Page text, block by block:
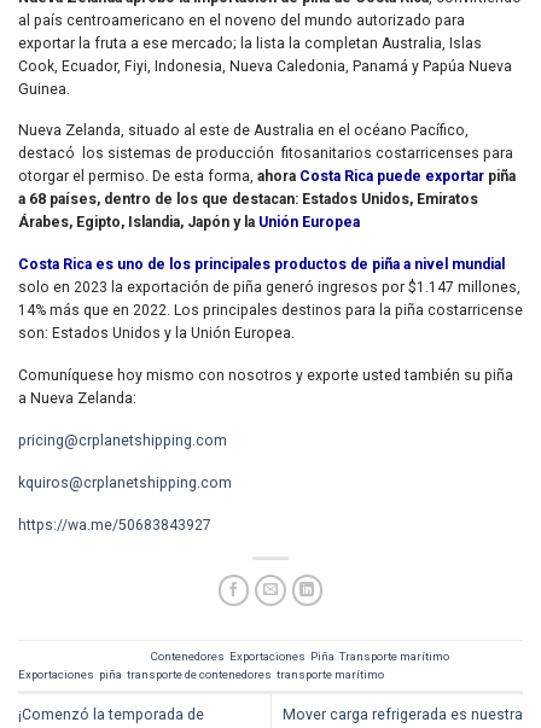
al país centroamericano en el noveno del mundo autorizado para
exportar la fruta a ese mercado; la lista la completan Australia, Islas
Cook, Ecuador, Fiyi, Indonesia, Nueva Caledonia, Panamá y Papúa Nueva
Guinea.
Nueva Zelanda, situado al este de Australia en el océano Pacífico,
destacó los sistemas de producción fitosanitarios costarricenses para
otorgar el permiso. De esta forma, ahora Costa Rica puede exportar piña
a 68 países, dentro de los que destacan: Estados Unidos, Emiratos
Árabes, Egipto, Islandia, Japón y la Unión Europea
Costa Rica es uno de los principales productos de piña a nivel mundial
solo en 2023 la exportación de piña generó ingresos por $1.147 millones,
14% más que en 2022. Los principales destinos para la piña costarricense
son: Estados Unidos y la Unión Europea.
Comuníquese hoy mismo con nosotros y exporte usted también su piña
a Nueva Zelanda:
pricing@crplanetshipping.com
kquiros@crplanetshipping.com
https://wa.me/50683843927
Contenedores Exportaciones Piña ,Transporte marítimo
Exportaciones piña transporte de contenedores transporte marítimo
¡Comenzó la temporada de
Mover carga refrigerada es nuestra